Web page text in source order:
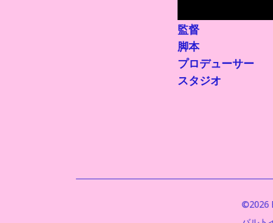
監督
脚本
プロデューサー
スタジオ
©2026